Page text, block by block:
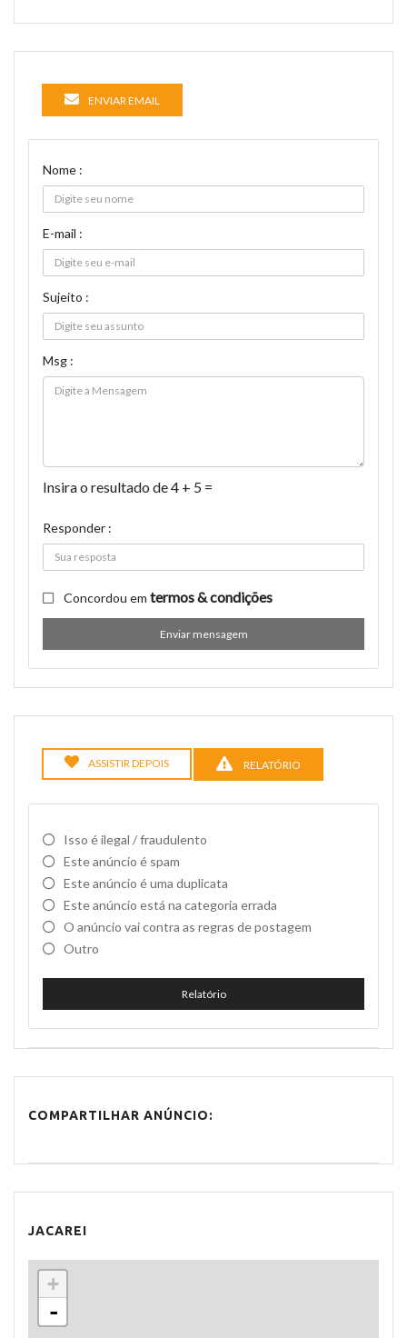
ENVIAR EMAIL
Nome :
E-mail :
Sujeito :
Msg :
Insira o resultado de 4 + 5 =
Responder :
Concordou em termos & condições
Enviar mensagem
ASSISTIR DEPOIS RELATÓRIO
Isso é ilegal / fraudulento
Este anúncio é spam
Este anúncio é uma duplicata
Este anúncio está na categoria errada
O anúncio vai contra as regras de postagem
Outro
Relatório
COMPARTILHAR ANÚNCIO:
JACAREI
+
-